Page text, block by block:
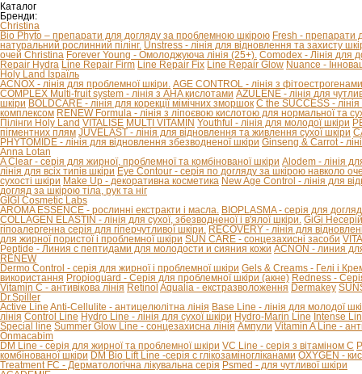
Каталог
Бренди:
Christina
Bio Phyto – препарати для догляду за проблемною шкірою Fresh - препарати
натуральний рослинний пілінг. Unstress - лінія для відновлення та захисту
очей Christina Forever Young - Омолоджуюча лінія (25+). Comodex - Лінія для
Repair Hydra Line Repair Firm Line Repair Fix Line Repair Glow Nuance -
Holy Land Ізраїль
ACNOX - лінія для проблемної шкіри. AGE CONTROL - лінія з
COMPLEX Multi-fruit system - лінія з AHA кислотами AZULENE - лінія для
шкіри BOLDCARE - лінія для корекції мімічних зморшок C the SUCCESS -
комплексом RENEW Formula - лінія з ліпоєвою кислотою для нормальної та
Пілінги Holy Land VITALISE MULTI VITAMIN Youthful - лінія для молодої шкіри
пігментних плям JUVELAST - лінія для відновлення та живлення сухої шкіри
PHYTOMIDE - лінія для відновлення збезводненої шкіри Ginseng & Carrot -
Anna Lotan
A Clear - серія для жирної, проблемної та комбінованої шкіри Alodem - лінія
лінія для всіх типів шкіри Eye Contour - серія по догляду за шкірою навколо
сухості шкіри Make Up - декоративна косметика New Age Control - лінія для
догляд за шкірою тіла, рук та ніг
GIGI Cosmetic Labs
AROMA ESSENCE - рослинні екстракти і масла. BIOPLASMA - серія для
COLLAGEN ELASTIN - лінія для сухої, збезводненої і в'ялої шкіри. GiGi
гіпоалергенна серія для гіперчутливої ​​шкіри. RECOVERY - лінія для
для жирної пористої і проблемної шкіри SUN CARE - сонцезахисні засоби
Peptide - Линия с пептидами для молодости и сияния кожи ACNON - линия
RENEW
Dermo Control - серія для жирної і проблемної шкіри Gels & Creams - Гелі і
використання Propioguard - Серія для проблемної шкіри (акне) Redness -
Vitamin C - антивікова лінія Retinol Aqualia - екстразволоження Dermakey
Dr.Spiller
Active Line Anti-Cellulite - антицелюлітна лінія Base Line - лінія для молодої
лінія Control Line Hydro Line - лінія для сухої шкіри Hydro-Marin Line Intense
Special line Summer Glow Line - сонцезахисна лінія Ампули Vitamin A Line -
Onmacabim
DM Line - серія для жирної та проблемної шкіри VC Line - серія з вітаміном С
комбінованої шкіри DM Bio Lift Line -cерія с глікозаміногліканами OXYGEN -
Treatment FC - Дерматологічна лікувальна серія Psmed - для чутливої шкіри